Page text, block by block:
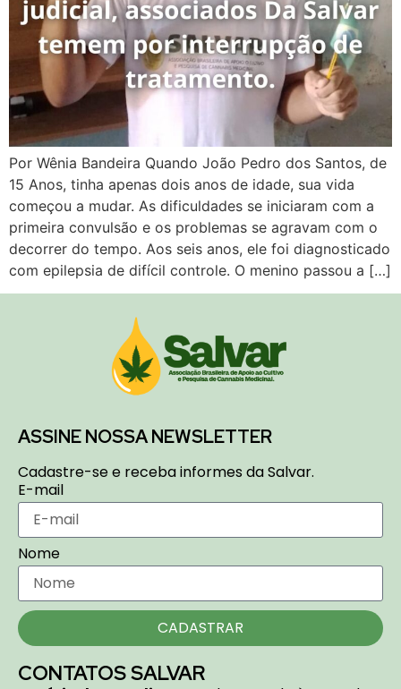
Por Wênia Bandeira Quando João Pedro dos Santos, de
15 Anos, tinha apenas dois anos de idade, sua vida
começou a mudar. As dificuldades se iniciaram com a
primeira convulsão e os problemas se agravam com o
decorrer do tempo. Aos seis anos, ele foi diagnosticado
com epilepsia de difícil controle. O menino passou a […]
ASSINE NOSSA NEWSLETTER
Cadastre-se e receba informes da Salvar.
E-mail
Nome
CADASTRAR
CONTATOS SALVAR